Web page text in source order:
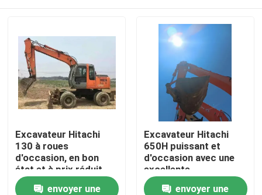
À la maison
Produits
Excavateur Hitachi
130 à roues
d'occasion, en bon
état et à prix réduit
envoyer une
Excavateur Hitachi
650H puissant et
d'occasion avec une
excellente
performance
envoyer une